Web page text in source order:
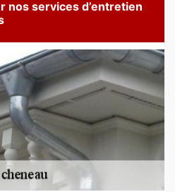
nos services d’entretien